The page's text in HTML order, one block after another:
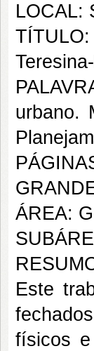
LOCAL:
urbano.
ÁREA:
Este
físicos e